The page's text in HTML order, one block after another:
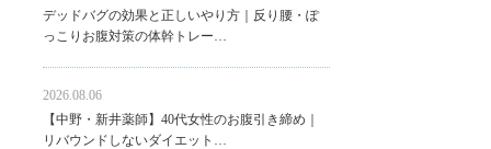
デッドバグの効果と正しいやり方｜反り腰・ぽ
っこりお腹対策の体幹トレー…
2026.08.06
【中野・新井薬師】40代女性のお腹引き締め｜
リバウンドしないダイエット…